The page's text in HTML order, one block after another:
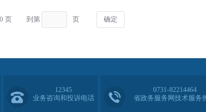
12345
业务咨询和投诉电话
0731-82214464
省政务服务网技术服务